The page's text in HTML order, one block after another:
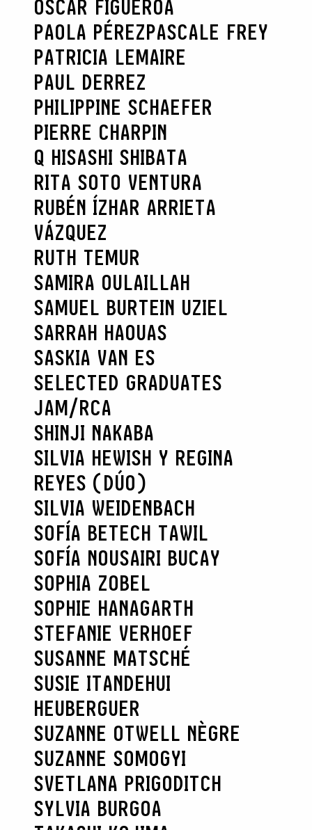
OSCAR FIGUEROA
PAOLA PÉREZPASCALE FREY
PATRICIA LEMAIRE
PAUL DERREZ
PHILIPPINE SCHAEFER
PIERRE CHARPIN
Q HISASHI SHIBATA
RITA SOTO VENTURA
RUBÉN ÍZHAR ARRIETA
VÁZQUEZ
RUTH TEMUR
SAMIRA OULAILLAH
SAMUEL BURTEIN UZIEL
SARRAH HAOUAS
SASKIA VAN ES
SELECTED GRADUATES
JAM/RCA
SHINJI NAKABA
SILVIA HEWISH Y REGINA
REYES (DÚO)
SILVIA WEIDENBACH
SOFÍA BETECH TAWIL
SOFÍA NOUSAIRI BUCAY
SOPHIA ZOBEL
SOPHIE HANAGARTH
STEFANIE VERHOEF
SUSANNE MATSCHÉ
SUSIE ITANDEHUI
HEUBERGUER
SUZANNE OTWELL NÈGRE
SUZANNE SOMOGYI
SVETLANA PRIGODITCH
SYLVIA BURGOA